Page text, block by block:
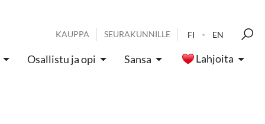
KAUPPA SEURAKUNNILLE FI EN
Osallistu ja opi Sansa Lahjoita